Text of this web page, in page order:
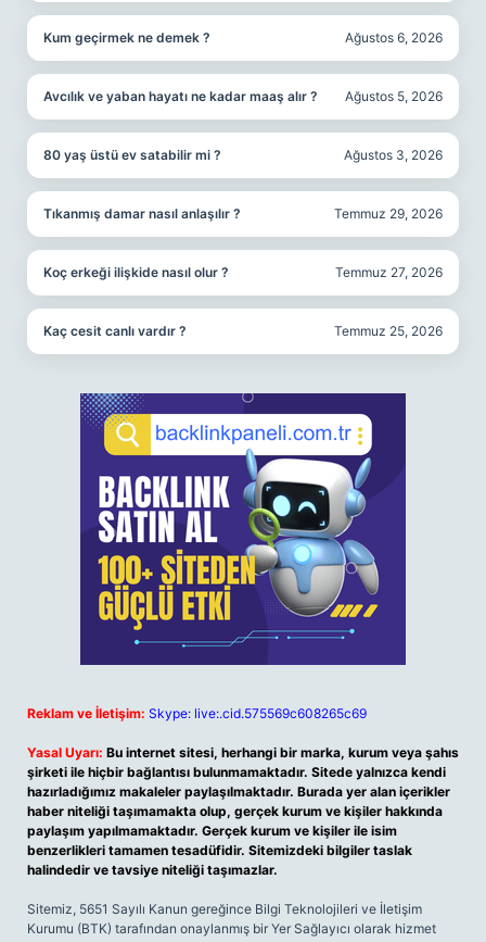
Kum geçirmek ne demek ? Ağustos 6, 2026
Avcılık ve yaban hayatı ne kadar maaş alır ? Ağustos 5, 2026
80 yaş üstü ev satabilir mi ? Ağustos 3, 2026
Tıkanmış damar nasıl anlaşılır ? Temmuz 29, 2026
Koç erkeği ilişkide nasıl olur ? Temmuz 27, 2026
Kaç cesit canlı vardır ? Temmuz 25, 2026
Reklam ve İletişim: Skype: live:.cid.575569c608265c69
Yasal Uyarı: Bu internet sitesi, herhangi bir marka, kurum veya şahıs
şirketi ile hiçbir bağlantısı bulunmamaktadır. Sitede yalnızca kendi
hazırladığımız makaleler paylaşılmaktadır. Burada yer alan içerikler
haber niteliği taşımamakta olup, gerçek kurum ve kişiler hakkında
paylaşım yapılmamaktadır. Gerçek kurum ve kişiler ile isim
benzerlikleri tamamen tesadüfidir. Sitemizdeki bilgiler taslak
halindedir ve tavsiye niteliği taşımazlar.
Sitemiz, 5651 Sayılı Kanun gereğince Bilgi Teknolojileri ve İletişim
Kurumu (BTK) tarafından onaylanmış bir Yer Sağlayıcı olarak hizmet